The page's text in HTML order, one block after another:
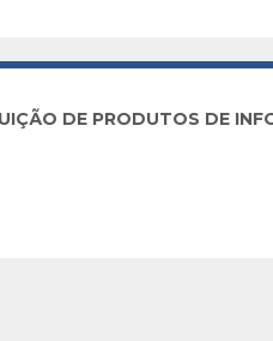
DE PRODUTOS DE